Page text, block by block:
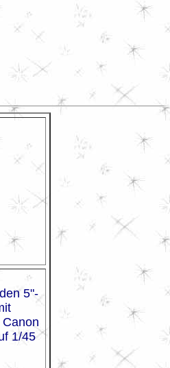
5"-
1/45